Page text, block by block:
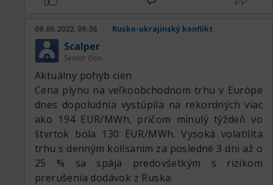
prechodu na bezuhlíkové technológie výroby v
špekulatívnych investorov rapídne znížili ceny
za uhlíkové emisie (EU ETS) na 68,849 EUR/t k
1.3.2022 pričom ešte 7.2. 2022 sa predávali za
takmer 97 EUR/t.
09.06.2022, 09:36 Rusko-ukrajinský konflikt
Scalper
Senior člen
Aktuálny pohyb cien
Cena plynu na veľkoobchodnom trhu v Európe
dnes dopoludnia vystúpila na rekordných viac
ako 194 EUR/MWh, pričom minulý týždeň vo
štvrtok bola 130 EUR/MWh. Vysoká volatilita
trhu s denným kolísaním za posledné 3 dni až o
25 % sa spája predovšetkým s rizikom
prerušenia dodávok z Ruska.